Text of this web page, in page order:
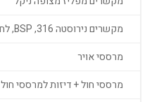
מקשרים נירוסטה 316, BSP, לחץ עבודה: 150 PSI
מרססי אויר
מרססי חול + דיזות למרססי חול